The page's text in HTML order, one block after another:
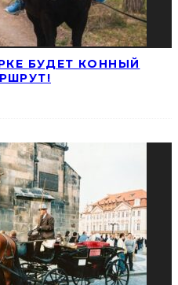
БУДЕТ КОННЫЙ